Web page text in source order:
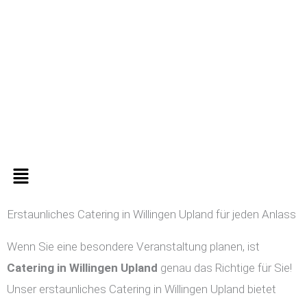
Menü
Erstaunliches Catering in Willingen Upland für jeden Anlass
Wenn Sie eine besondere Veranstaltung planen, ist
Catering in Willingen Upland genau das Richtige für Sie!
Unser erstaunliches Catering in Willingen Upland bietet